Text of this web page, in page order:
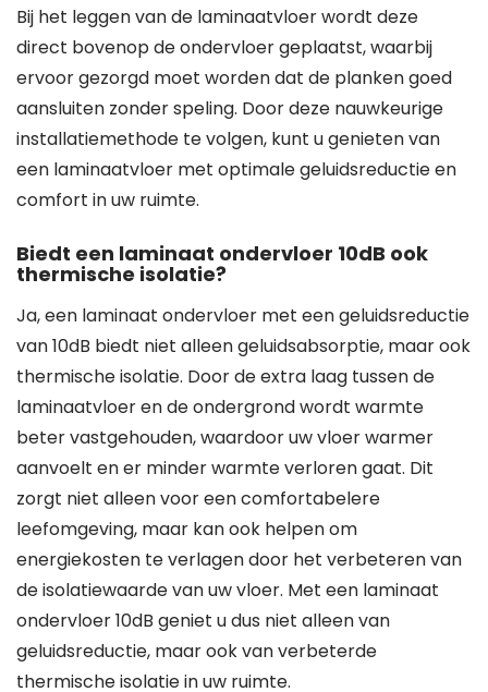
Bij het leggen van de laminaatvloer wordt deze
direct bovenop de ondervloer geplaatst, waarbij
ervoor gezorgd moet worden dat de planken goed
aansluiten zonder speling. Door deze nauwkeurige
installatiemethode te volgen, kunt u genieten van
een laminaatvloer met optimale geluidsreductie en
comfort in uw ruimte.
Biedt een laminaat ondervloer 10dB ook
thermische isolatie?
Ja, een laminaat ondervloer met een geluidsreductie
van 10dB biedt niet alleen geluidsabsorptie, maar ook
thermische isolatie. Door de extra laag tussen de
laminaatvloer en de ondergrond wordt warmte
beter vastgehouden, waardoor uw vloer warmer
aanvoelt en er minder warmte verloren gaat. Dit
zorgt niet alleen voor een comfortabelere
leefomgeving, maar kan ook helpen om
energiekosten te verlagen door het verbeteren van
de isolatiewaarde van uw vloer. Met een laminaat
ondervloer 10dB geniet u dus niet alleen van
geluidsreductie, maar ook van verbeterde
thermische isolatie in uw ruimte.